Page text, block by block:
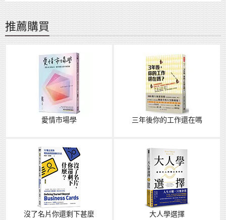
推薦購買
愛情市場學 三年後你的工作還在嗎
沒了名片你還剩下甚麼 大人學選擇